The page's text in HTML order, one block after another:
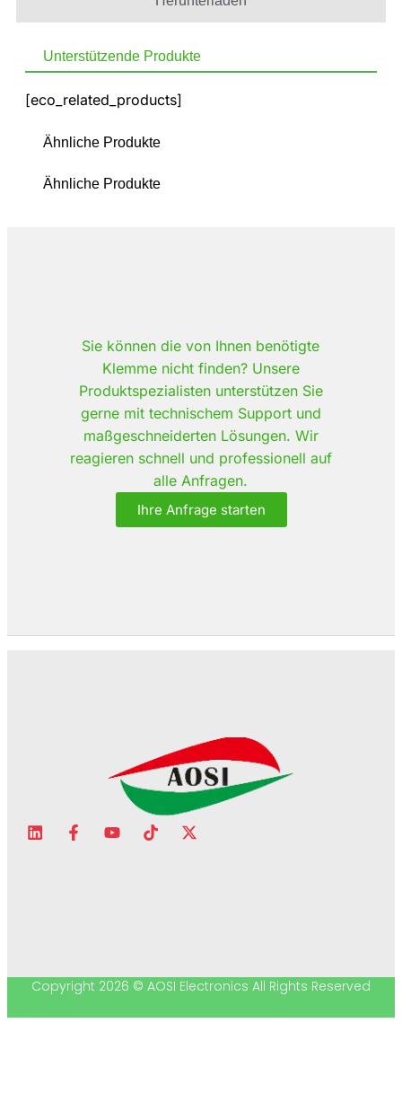
Unterstützende Produkte
Ähnliche Produkte
Ähnliche Produkte
[eco_related_products]
Sie können die von Ihnen benötigte
Klemme nicht finden? Unsere
Produktspezialisten unterstützen Sie
gerne mit technischem Support und
maßgeschneiderten Lösungen. Wir
reagieren schnell und professionell auf
alle Anfragen.
Ihre Anfrage starten
Copyright 2026 © AOSI Electronics All Rights Reserved